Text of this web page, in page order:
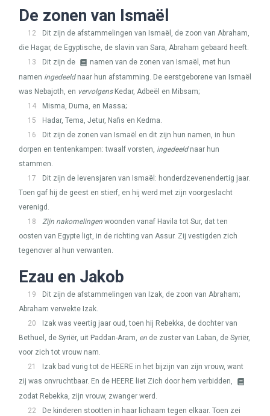
De zonen van Ismaël
12
Dit zijn de afstammelingen van Ismaël, de zoon van Abraham,
die Hagar, de Egyptische, de slavin van Sara, Abraham gebaard heeft.
13
Dit zijn de
namen van de zonen van Ismaël, met hun
namen ingedeeldnaar hun afstamming. De eerstgeborene van Ismaël
was Nebajoth, en vervolgensKedar, Adbeël en Mibsam;
14
Misma, Duma, en Massa;
15
Hadar, Tema, Jetur, Nafis en Kedma.
16
Dit zijn de zonen van Ismaël en dit zijn hun namen, in hun
dorpen en tentenkampen: twaalf vorsten, ingedeeldnaar hun
stammen.
17
Dit zijn de levensjaren van Ismaël: honderdzevenendertig jaar.
Toen gaf hij de geest en stierf, en hij werd met zijn voorgeslacht
verenigd.
18
Zijn nakomelingen woonden vanaf Havila tot Sur, dat ten
oosten van Egypte ligt, in de richting van Assur. Zij vestigden zich
tegenover al hun verwanten.
Ezau en Jakob
19
Dit zijn de afstammelingen van Izak, de zoon van Abraham;
Abraham verwekte Izak.
20
Izak was veertig jaar oud, toen hij Rebekka, de dochter van
Bethuel, de Syriër, uit Paddan-Aram, en de zuster van Laban, de Syriër,
voor zich tot vrouw nam.
21
Izak bad vurig tot de HEERE in het bijzijn van zijn vrouw, want
zij was onvruchtbaar. En de HEERE liet Zich door hem verbidden,
zodat Rebekka, zijn vrouw, zwanger werd.
22
De kinderen stootten in haar lichaam tegen elkaar. Toen zei